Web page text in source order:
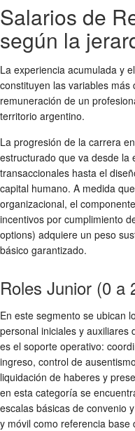
Salarios de
según la
La experiencia acumulada y
constituyen las variables
remuneración de un
territorio argentino.
La progresión de la carrera
estructurado que va desde la
transaccionales hasta el
capital humano. A medida
organizacional, el
incentivos por cumplimiento
options) adquiere un peso
básico garantizado.
Roles Junior (0 a
En este segmento se ubican
personal iniciales y auxiliares
es el soporte operativo:
ingreso, control de
liquidación de haberes y
en esta categoría se
escalas básicas de convenio
y móvil como referencia base